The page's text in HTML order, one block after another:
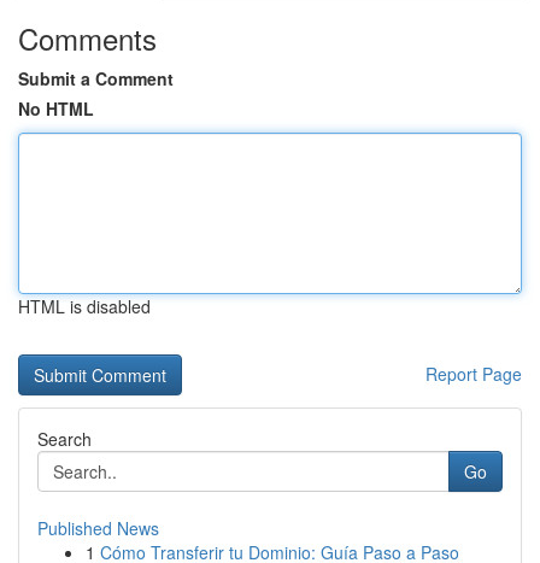
Comments
Submit a Comment
No HTML
HTML is disabled
Report Page
Search
Go
Published News
1 Cómo Transferir tu Dominio: Guía Paso a Paso